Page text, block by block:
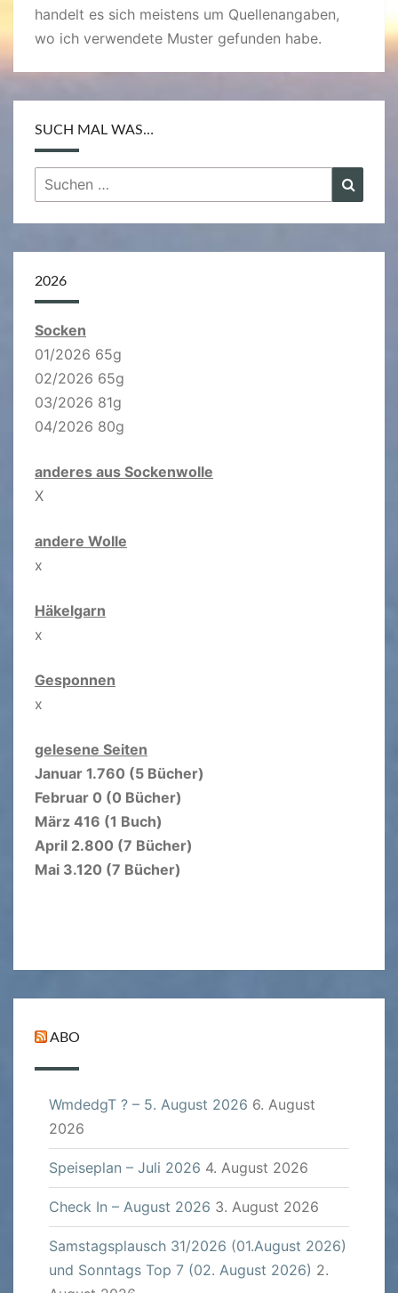
handelt es sich meistens um Quellenangaben,
wo ich verwendete Muster gefunden habe.
SUCH MAL WAS…
Suchen
nach:
2026
Socken
01/2026 65g
02/2026 65g
03/2026 81g
04/2026 80g
anderes aus Sockenwolle
X
andere Wolle
x
Häkelgarn
x
Gesponnen
x
gelesene Seiten
Januar 1.760 (5 Bücher)
Februar 0 (0 Bücher)
März 416 (1 Buch)
April 2.800 (7 Bücher)
Mai 3.120 (7 Bücher)
ABO
WmdedgT ? – 5. August 2026 6. August
2026
Speiseplan – Juli 2026 4. August 2026
Check In – August 2026 3. August 2026
Samstagsplausch 31/2026 (01.August 2026)
und Sonntags Top 7 (02. August 2026) 2.